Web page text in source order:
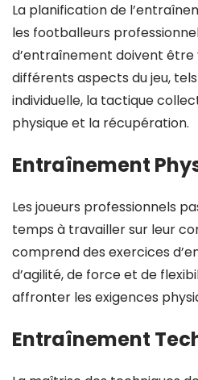
La planification de
les footballeurs
d’entraînement doivent
différents aspects du jeu,
individuelle, la tactique
physique et la récupération.
Entraînement
Les joueurs professionnels
temps à travailler sur leur
comprend des exercices
d’agilité, de force et de
affronter les exigences
Entraînement